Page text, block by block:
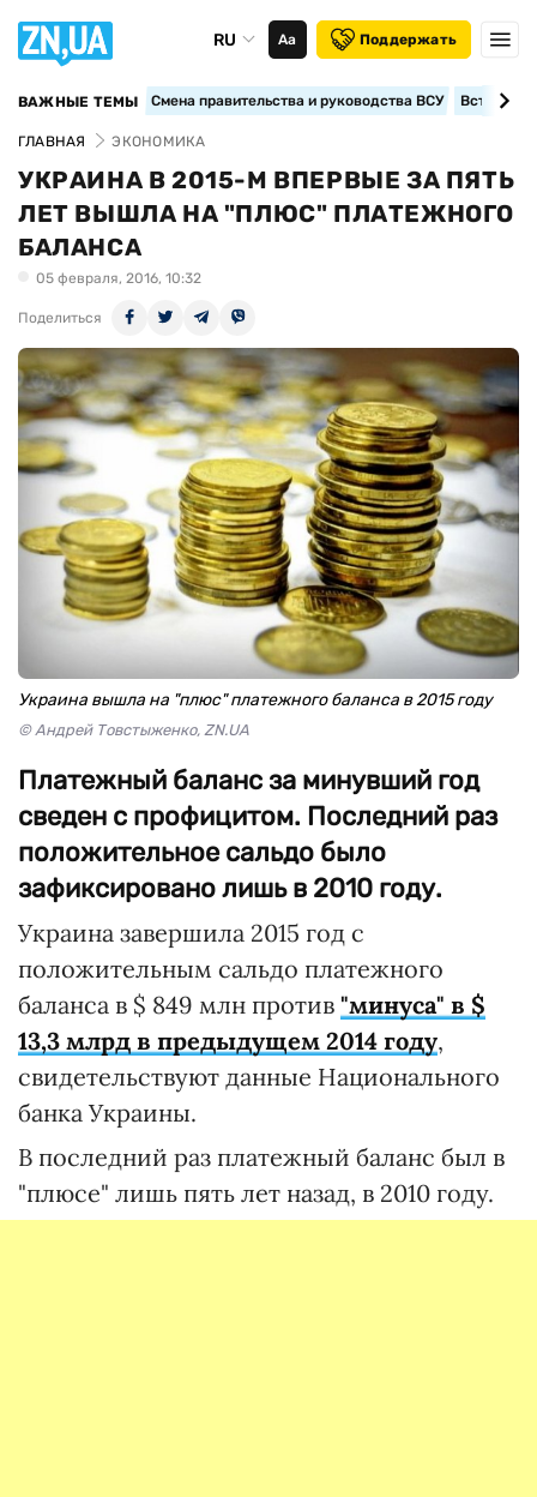
RU Аа Поддержать
ВАЖНЫЕ ТЕМЫ Смена правительства и руководства ВСУ
ГЛАВНАЯ ЭКОНОМИКА
УКРАИНА В 2015-М ВПЕРВЫЕ ЗА ПЯТЬ
ЛЕТ ВЫШЛА НА "ПЛЮС" ПЛАТЕЖНОГО
БАЛАНСА
05 февраля, 2016, 10:32
Поделиться
Украина вышла на "плюс" платежного баланса в 2015 году
© Андрей Товстыженко, ZN.UA
Платежный баланс за минувший год
сведен с профицитом. Последний раз
положительное сальдо было
зафиксировано лишь в 2010 году.
Украина завершила 2015 год с
положительным сальдо платежного
баланса в $ 849 млн против "минуса" в $
13,3 млрд в предыдущем 2014 году,
свидетельствуют данные Национального
банка Украины.
В последний раз платежный баланс был в
"плюсе" лишь пять лет назад, в 2010 году.